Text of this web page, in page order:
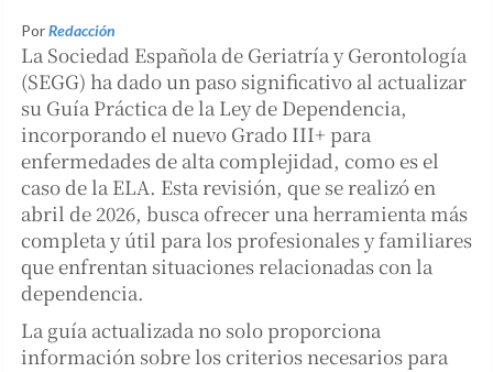
PorRedacción
La Sociedad Española de Geriatría y Gerontología
(SEGG) ha dado un paso significativo al actualizar
su Guía Práctica de la Ley de Dependencia,
incorporando el nuevo Grado III+ para
enfermedades de alta complejidad, como es el
caso de la ELA. Esta revisión, que se realizó en
abril de 2026, busca ofrecer una herramienta más
completa y útil para los profesionales y familiares
que enfrentan situaciones relacionadas con la
dependencia.
La guía actualizada no solo proporciona
información sobre los criterios necesarios para